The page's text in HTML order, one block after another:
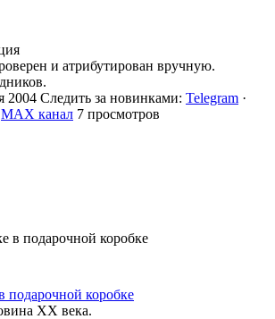
и атрибутирован вручную.
2004 Следить за новинками: Telegram ·
MAX канал 7 просмотров
подарочной коробке
ХХ века.